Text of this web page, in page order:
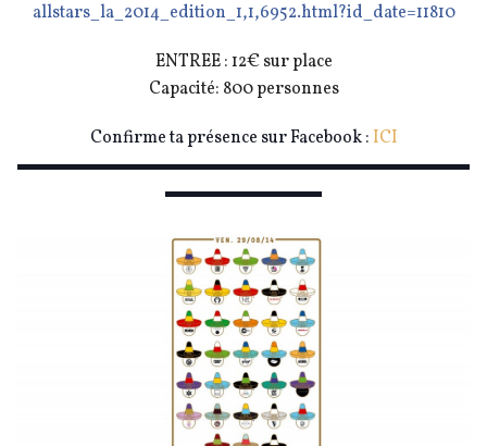
allstars_la_2014_edition_1,1,6952.html?id_date=11810
ENTREE : 12€ sur place
Capacité: 800 personnes
Confirme ta présence sur Facebook : ICI
▬▬▬▬▬▬▬▬▬▬▬▬▬▬▬▬▬▬▬▬▬▬▬▬▬▬
▬▬▬▬▬▬▬▬▬